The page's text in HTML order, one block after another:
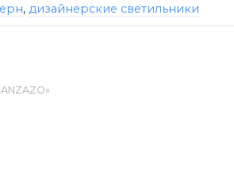
, дизайнерские светильники